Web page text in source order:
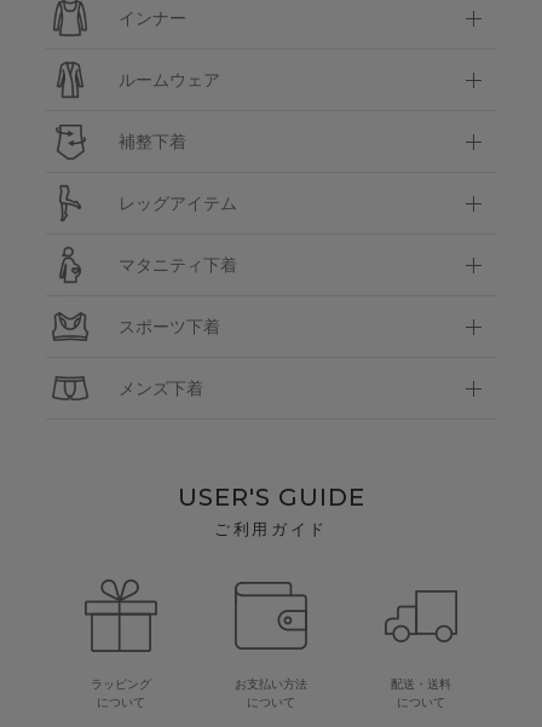
インナー
ルームウェア
補整下着
レッグアイテム
マタニティ下着
スポーツ下着
メンズ下着
USER'S GUIDE
ご利用ガイド
ラッピング
について
お支払い方法
について
配送・送料
について